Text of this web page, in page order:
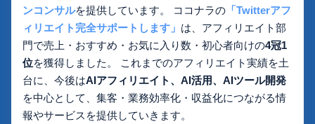
ンコンサルを提供しています。 ココナラの 「Twitterアフ
ィリエイト完全サポートします」 は、アフィリエイト部
門で売上・おすすめ・お気に入り数・初心者向けの4冠1
位を獲得しました。 これまでのアフィリエイト実績を土
台に、今後はAIアフィリエイト、AI活用、AIツール開発
を中心として、集客・業務効率化・収益化につながる情
報やサービスを提供していきます。